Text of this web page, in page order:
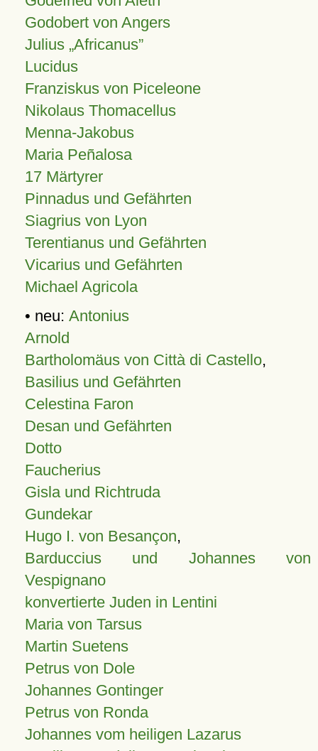
Godobert von Angers
Julius Africanus
Lucidus
Franziskus von Piceleone
Nikolaus Thomacellus
Menna-Jakobus
Maria Peñalosa
17 Märtyrer
Pinnadus und Gefährten
Siagrius von Lyon
Terentianus und Gefährten
Vicarius und Gefährten
Michael Agricola
• neu: Antonius
Arnold
Bartholomäus von Città di Castello,
Basilius und Gefährten
Celestina Faron
Desan und Gefährten
Dotto
Faucherius
Gisla und Richtruda
Gundekar
Hugo I. von Besançon,
Barduccius und Johannes von
Vespignano
konvertierte Juden in Lentini
Maria von Tarsus
Martin Suetens
Petrus von Dole
Johannes Gontinger
Petrus von Ronda
Johannes vom heiligen Lazarus